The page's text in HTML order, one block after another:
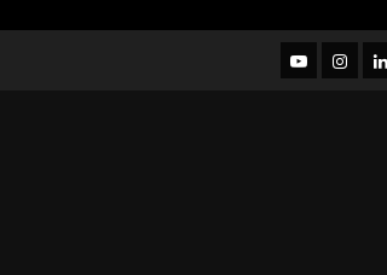
YouTube